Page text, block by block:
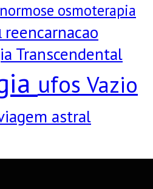
normose osmoterapia
reencarnacao
Transcendental
ufos Vazio
astral